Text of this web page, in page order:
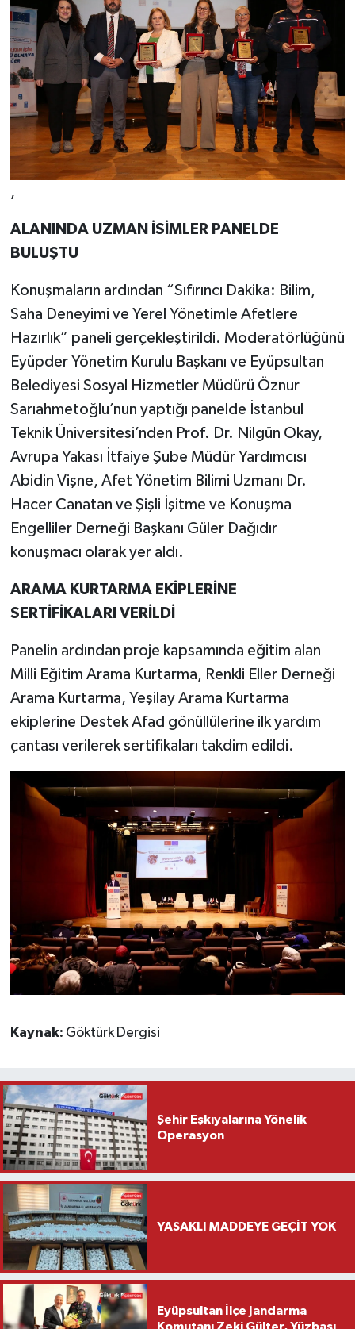
,
ALANINDA UZMAN İSİMLER PANELDE
BULUŞTU
Konuşmaların ardından “Sıfırıncı Dakika: Bilim,
Saha Deneyimi ve Yerel Yönetimle Afetlere
Hazırlık” paneli gerçekleştirildi. Moderatörlüğünü
Eyüpder Yönetim Kurulu Başkanı ve Eyüpsultan
Belediyesi Sosyal Hizmetler Müdürü Öznur
Sarıahmetoğlu’nun yaptığı panelde İstanbul
Teknik Üniversitesi’nden Prof. Dr. Nilgün Okay,
Avrupa Yakası İtfaiye Şube Müdür Yardımcısı
Abidin Vişne, Afet Yönetim Bilimi Uzmanı Dr.
Hacer Canatan ve Şişli İşitme ve Konuşma
Engelliler Derneği Başkanı Güler Dağıdır
konuşmacı olarak yer aldı.
ARAMA KURTARMA EKİPLERİNE
SERTİFİKALARI VERİLDİ
Panelin ardından proje kapsamında eğitim alan
Milli Eğitim Arama Kurtarma, Renkli Eller Derneği
Arama Kurtarma, Yeşilay Arama Kurtarma
ekiplerine Destek Afad gönüllülerine ilk yardım
çantası verilerek sertifikaları takdim edildi.
Kaynak: Göktürk Dergisi
Şehir Eşkıyalarına Yönelik
Operasyon
YASAKLI MADDEYE GEÇİT YOK
Eyüpsultan İlçe Jandarma
Komutanı Zeki Gülter, Yüzbaşı